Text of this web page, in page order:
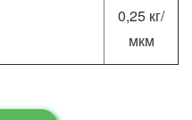
0,25 кг/
мкм